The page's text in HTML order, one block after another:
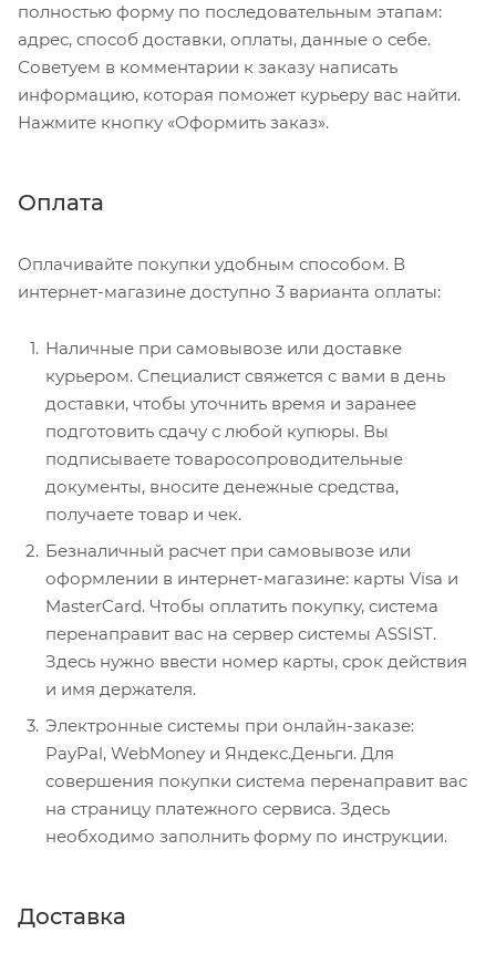
полностью форму по последовательным этапам:
адрес, способ доставки, оплаты, данные о себе.
Советуем в комментарии к заказу написать
информацию, которая поможет курьеру вас найти.
Нажмите кнопку «Оформить заказ».
Оплата
Оплачивайте покупки удобным способом. В
интернет-магазине доступно 3 варианта оплаты:
Наличные при самовывозе или доставке
курьером. Специалист свяжется с вами в день
доставки, чтобы уточнить время и заранее
подготовить сдачу с любой купюры. Вы
подписываете товаросопроводительные
документы, вносите денежные средства,
получаете товар и чек.
Безналичный расчет при самовывозе или
оформлении в интернет-магазине: карты Visa и
MasterCard. Чтобы оплатить покупку, система
перенаправит вас на сервер системы ASSIST.
Здесь нужно ввести номер карты, срок действия
и имя держателя.
Электронные системы при онлайн-заказе:
PayPal, WebMoney и Яндекс.Деньги. Для
совершения покупки система перенаправит вас
на страницу платежного сервиса. Здесь
необходимо заполнить форму по инструкции.
Доставка